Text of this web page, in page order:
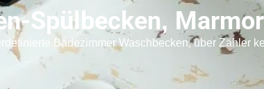
Spülbecken,
Badezimmer Waschbecken, über Zähler